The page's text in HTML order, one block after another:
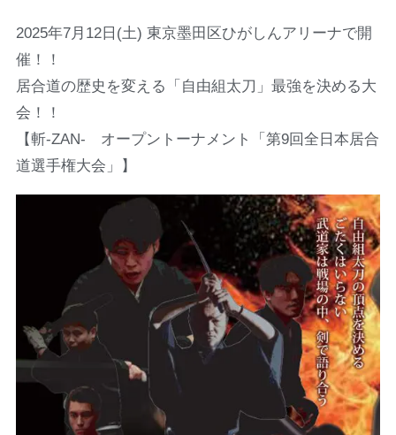
2025年7月12日(土) 東京墨田区ひがしんアリーナで開
催！！
居合道の歴史を変える「自由組太刀」最強を決める大
会！！
【斬-ZAN- オープントーナメント「第9回全日本居合
道選手権大会」】